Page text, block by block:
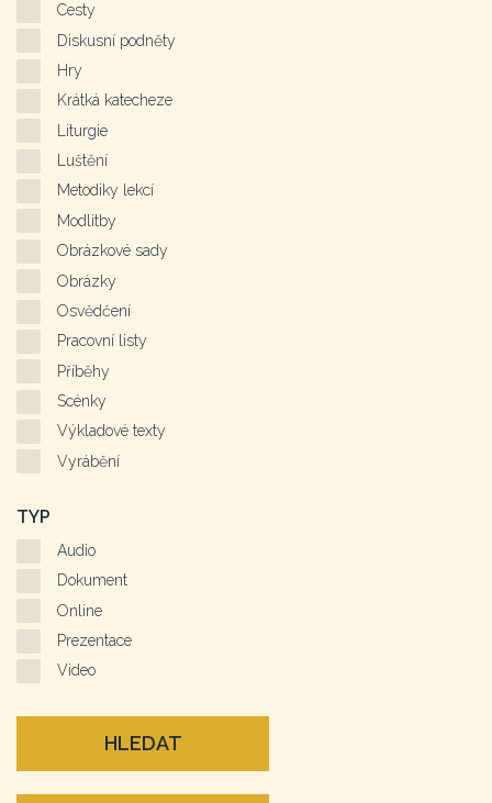
Cesty
Diskusní podněty
Hry
Krátká katecheze
Liturgie
Luštění
Metodiky lekcí
Modlitby
Obrázkové sady
Obrázky
Osvědčení
Pracovní listy
Příběhy
Scénky
Výkladové texty
Vyrábění
TYP
Audio
Dokument
Online
Prezentace
Video
HLEDAT